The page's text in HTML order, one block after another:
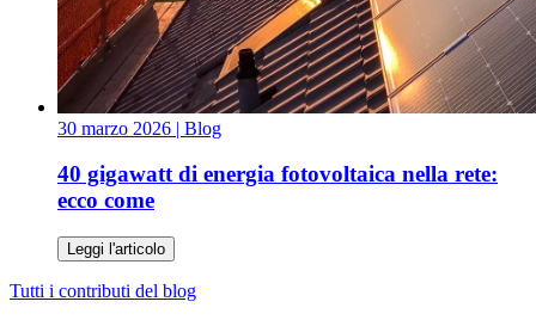
30 marzo 2026 | Blog
40 gigawatt di energia fotovoltaica nella rete:
ecco come
Leggi l'articolo
Tutti i contributi del blog